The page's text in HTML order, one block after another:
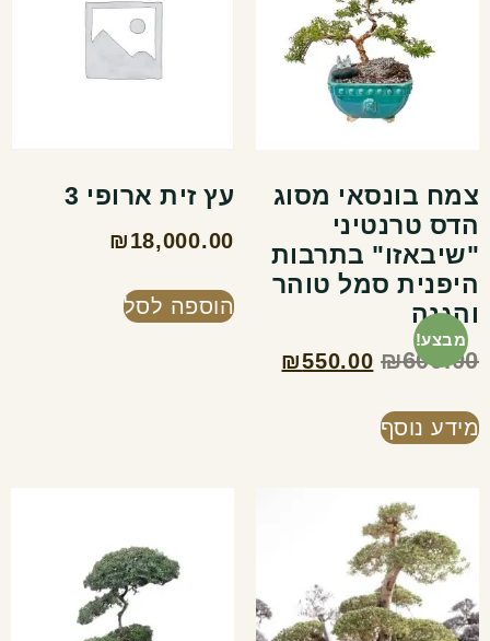
מבצע!
צמח בונסאי מסוג
הדס טרנטיני
"שיבאזו" בתרבות
היפנית סמל טוהר
והגנה
₪600.00
₪550.00
מידע נוסף
עץ זית ארופי 3
₪18,000.00
הוספה לסל